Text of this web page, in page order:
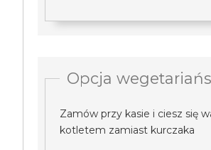
Opcja
Zamów przy kasie i ciesz się
kotletem zamiast kurczaka